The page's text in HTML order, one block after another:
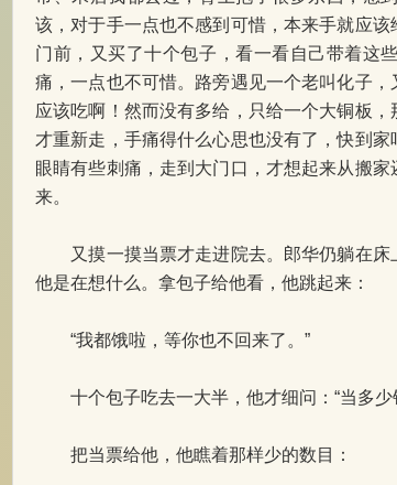
该，对于手一点也不感到可惜，本来手就应
门前，又买了十个包子，看一看自己带着这
痛，一点也不可惜。路旁遇见一个老叫化子
应该吃啊！然而没有多给，只给一个大铜板
才重新走，手痛得什么心思也没有了，快到
眼睛有些刺痛，走到大门口，才想起来从搬
来。
又摸一摸当票才走进院去。郎华仍躺在床
他是在想什么。拿包子给他看，他跳起来：
“我都饿啦，等你也不回来了。”
十个包子吃去一大半，他才细问：“当多少
把当票给他，他瞧着那样少的数目：